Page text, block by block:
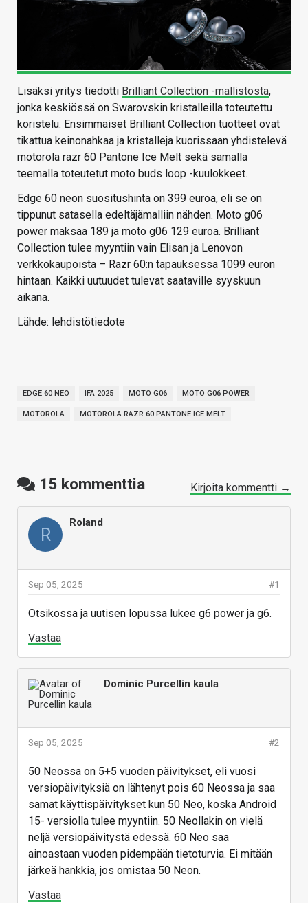
Lisäksi yritys tiedotti Brilliant Collection -mallistosta,
jonka keskiössä on Swarovskin kristalleilla toteutettu
koristelu. Ensimmäiset Brilliant Collection tuotteet ovat
tikattua keinonahkaa ja kristalleja kuorissaan yhdistelevä
motorola razr 60 Pantone Ice Melt sekä samalla
teemalla toteutetut moto buds loop -kuulokkeet.
Edge 60 neon suositushinta on 399 euroa, eli se on
tippunut satasella edeltäjämalliin nähden. Moto g06
power maksaa 189 ja moto g06 129 euroa. Brilliant
Collection tulee myyntiin vain Elisan ja Lenovon
verkkokaupoista – Razr 60:n tapauksessa 1099 euron
hintaan. Kaikki uutuudet tulevat saataville syyskuun
aikana.
Lähde: lehdistötiedote
EDGE 60 NEO IFA 2025 MOTO G06 MOTO G06 POWER
MOTOROLA MOTOROLA RAZR 60 PANTONE ICE MELT
15 kommenttia Kirjoita kommentti →
R
Roland
#1
Sep 05, 2025
Otsikossa ja uutisen lopussa lukee g6 power ja g6.
Vastaa
Dominic Purcellin kaula
#2
Sep 05, 2025
50 Neossa on 5+5 vuoden päivitykset, eli vuosi
versiopäivityksiä on lähtenyt pois 60 Neossa ja saa
samat käyttispäivitykset kun 50 Neo, koska Android
15- versiolla tulee myyntiin. 50 Neollakin on vielä
neljä versiopäivitystä edessä. 60 Neo saa
ainoastaan vuoden pidempään tietoturvia. Ei mitään
järkeä hankkia, jos omistaa 50 Neon.
Vastaa